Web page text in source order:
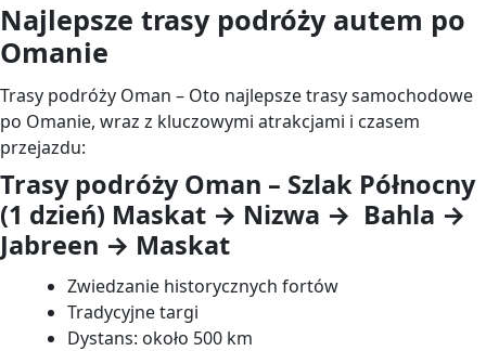
Najlepsze trasy podróży autem po
Omanie
Trasy podróży Oman – Oto najlepsze trasy samochodowe
po Omanie, wraz z kluczowymi atrakcjami i czasem
przejazdu:
Trasy podróży Oman – Szlak Północny
(1 dzień) Maskat → Nizwa → Bahla →
Jabreen → Maskat
Zwiedzanie historycznych fortów
Tradycyjne targi
Dystans: około 500 km